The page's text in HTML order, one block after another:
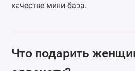
качестве мини-бара.
Что подарить